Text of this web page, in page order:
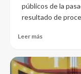
públicos de la
resultado de
Leer más